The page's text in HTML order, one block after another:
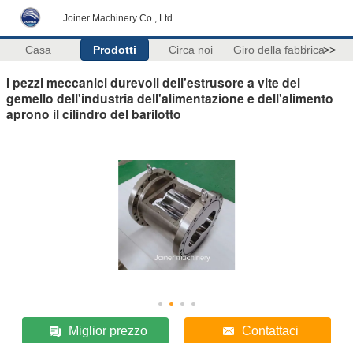
Joiner Machinery Co., Ltd.
Casa Prodotti Circa noi Giro della fabbrica>>
I pezzi meccanici durevoli dell'estrusore a vite del
gemello dell'industria dell'alimentazione e dell'alimento
aprono il cilindro del barilotto
Miglior prezzo Contattaci